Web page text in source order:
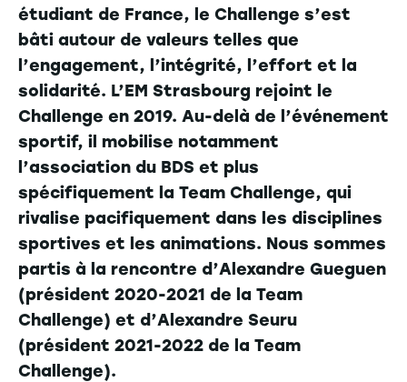
étudiant de France, le Challenge s’est
bâti autour de valeurs telles que
l’engagement, l’intégrité, l’effort et la
solidarité. L’EM Strasbourg rejoint le
Challenge en 2019. Au-delà de l’événement
sportif, il mobilise notamment
l’association du BDS et plus
spécifiquement la Team Challenge, qui
rivalise pacifiquement dans les disciplines
sportives et les animations. Nous sommes
partis à la rencontre d’Alexandre Gueguen
(président 2020-2021 de la Team
Challenge) et d’Alexandre Seuru
(président 2021-2022 de la Team
Challenge).